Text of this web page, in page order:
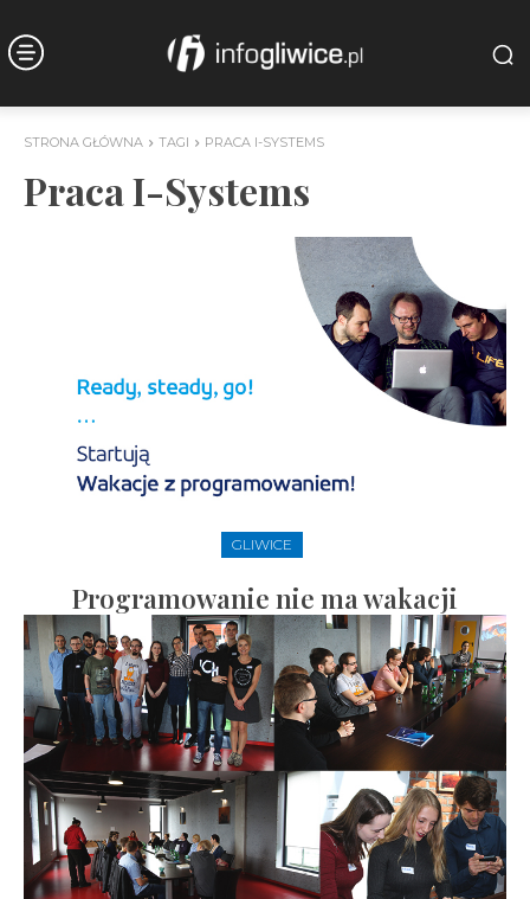
STRONA GŁÓWNA TAGI PRACA I-SYSTEMS
Praca I-Systems
GLIWICE
Programowanie nie ma wakacji